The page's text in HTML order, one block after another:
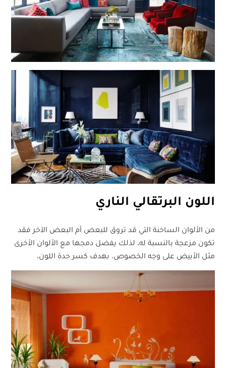
اللون البرتقالي الناري
من الألوان الساخنة التي قد تروق للبعض أم البعض الآخر فقد
تكون مزعجة بالنسبة له. لذلك يفضل دمجها مع الألوان الأخرى
مثل الأبيض على وجه الخصوص، بهدف كسر حدة اللون.